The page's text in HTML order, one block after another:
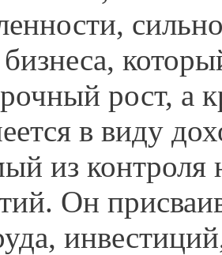
рост, а
в виду
из
Он